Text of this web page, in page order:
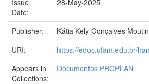
Issue
Date:
28-May-2025
Publisher:
Kátia Kely Gonçalves
URI:
https://edoc.ufam.edu.br/
Appears in
Collections:
Documentos PROPLAN